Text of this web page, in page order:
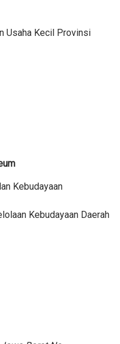
Usaha Kecil Provinsi
Kebudayaan
Kebudayaan Daerah